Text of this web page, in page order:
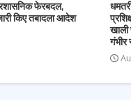
फेरबदल,
किए तबादला आदेश
खाली
गंभीर